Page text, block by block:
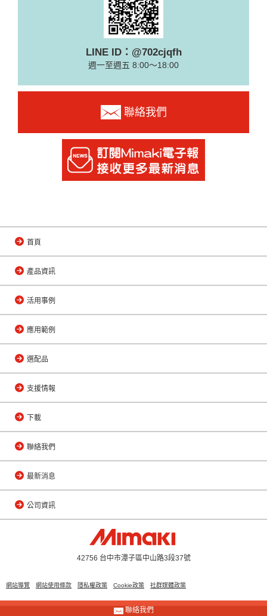
LINE ID：@702cjqfh
週一至週五 8:00～18:00
聯絡我們
首頁
產品資訊
活用事例
應用範例
選配品
支援情報
下載
聯絡我們
最新消息
公司資訊
42756 台中市潭子區中山路3段37號
網站導覽 網站使用條款 隱私權政策 Cookie政策 社群媒體政策
聯絡我們